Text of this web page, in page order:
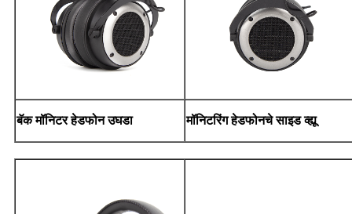
बॅक मॉनिटर हेडफोन उघडा मॉनिटरिंग हेडफोनचे साइड व्ह्यू